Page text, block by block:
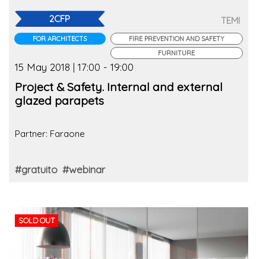
2CFP
FOR ARCHITECTS
TEMI
FIRE PREVENTION AND SAFETY
FURNITURE
15 May 2018 | 17:00 - 19:00
Project & Safety. Internal and external
glazed parapets
Partner: Faraone
#gratuito #webinar
SOLD OUT